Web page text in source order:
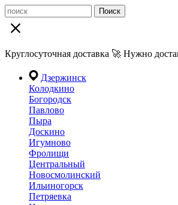
Поиск
Круглосуточная доставка 🚀 Нужно
Дзержинск
Колодкино
Богородск
Павлово
Пыра
Доскино
Игумново
Фролищи
Центральный
Новосмолинский
Ильиногорск
Петряевка